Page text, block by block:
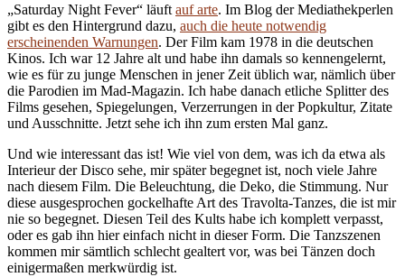
„Saturday Night Fever“ läuft auf arte. Im Blog der Mediathekperlen
gibt es den Hintergrund dazu, auch die heute notwendig
erscheinenden Warnungen. Der Film kam 1978 in die deutschen
Kinos. Ich war 12 Jahre alt und habe ihn damals so kennengelernt,
wie es für zu junge Menschen in jener Zeit üblich war, nämlich über
die Parodien im Mad-Magazin. Ich habe danach etliche Splitter des
Films gesehen, Spiegelungen, Verzerrungen in der Popkultur, Zitate
und Ausschnitte. Jetzt sehe ich ihn zum ersten Mal ganz.
Und wie interessant das ist! Wie viel von dem, was ich da etwa als
Interieur der Disco sehe, mir später begegnet ist, noch viele Jahre
nach diesem Film. Die Beleuchtung, die Deko, die Stimmung. Nur
diese ausgesprochen gockelhafte Art des Travolta-Tanzes, die ist mir
nie so begegnet. Diesen Teil des Kults habe ich komplett verpasst,
oder es gab ihn hier einfach nicht in dieser Form. Die Tanzszenen
kommen mir sämtlich schlecht gealtert vor, was bei Tänzen doch
einigermaßen merkwürdig ist.